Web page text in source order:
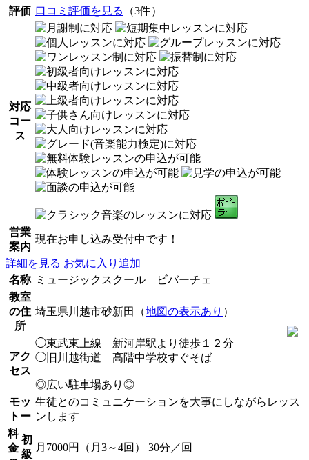
評価 口コミ評価を見る （3件）
対応
コー
ス
営業
案内
現在お申し込み受付中です！
詳細を見る お気に入り追加
名称 ミュージックスクール ビバーチェ
教室
の住
所
埼玉県川越市砂新田（地図の表示あり ）
アク
セス
◯東武東上線 新河岸駅より徒歩１２分
◯旧川越街道 高階中学校すぐそば
◎広い駐車場あり◎
モッ
トー
生徒とのコミュニケーションを大事にしながらレッス
ンします
料
金
初
級
月7000円（月3～4回） 30分／回